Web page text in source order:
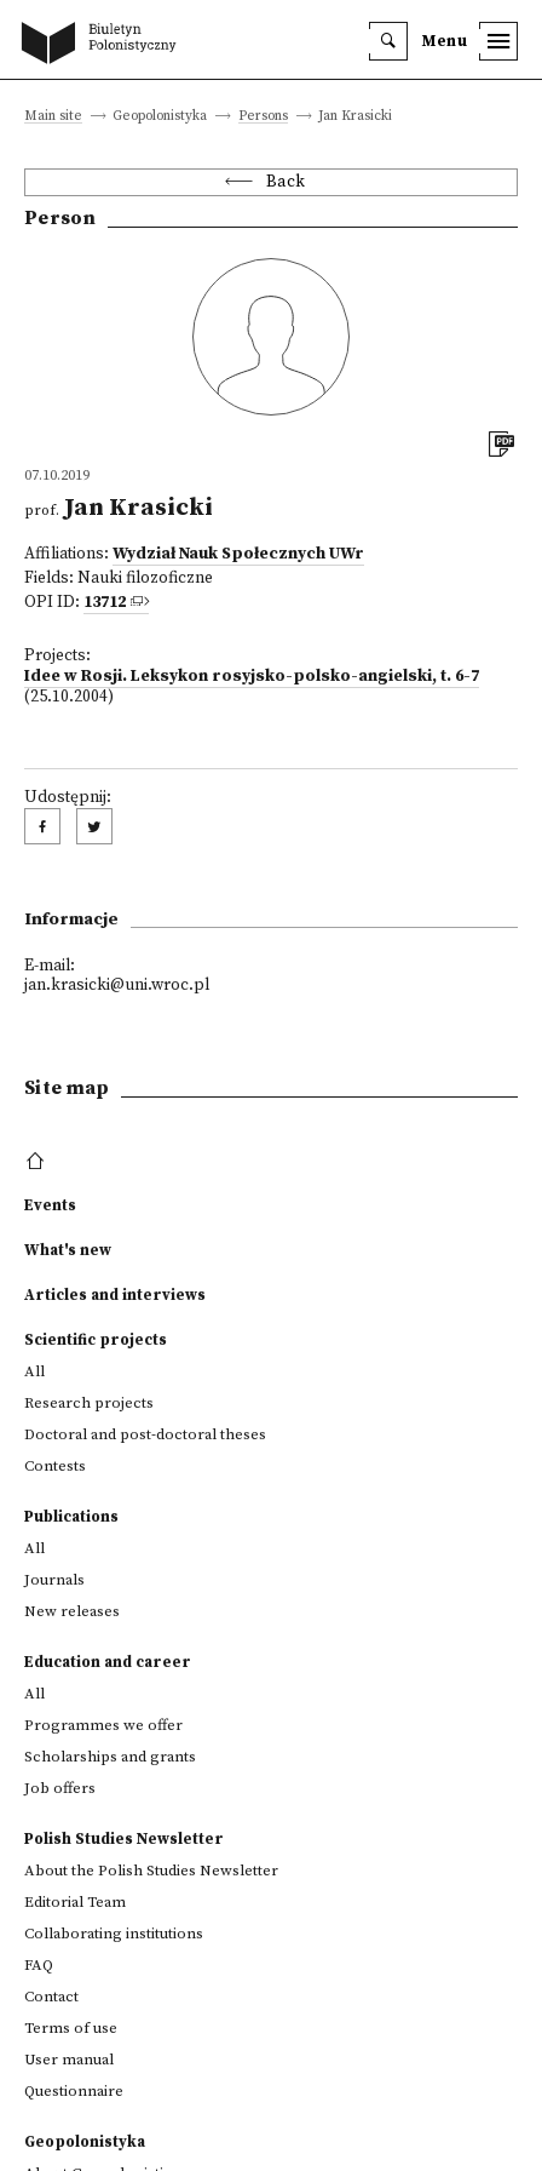
Menu
Main site Geopolonistyka Persons Jan Krasicki
Back
Person
07.10.2019
prof. Jan Krasicki
Affiliations: Wydział Nauk Społecznych UWr
Fields: Nauki filozoficzne
OPI ID: 13712
Projects:
Idee w Rosji. Leksykon rosyjsko-polsko-angielski, t. 6-7
(25.10.2004)
Udostępnij:
Informacje
E-mail:
jan.krasicki@uni.wroc.pl
Site map
Events
What's new
Articles and interviews
Scientific projects
All
Research projects
Doctoral and post-doctoral theses
Contests
Publications
All
Journals
New releases
Education and career
All
Programmes we offer
Scholarships and grants
Job offers
Polish Studies Newsletter
About the Polish Studies Newsletter
Editorial Team
Collaborating institutions
FAQ
Contact
Terms of use
User manual
Questionnaire
Geopolonistyka